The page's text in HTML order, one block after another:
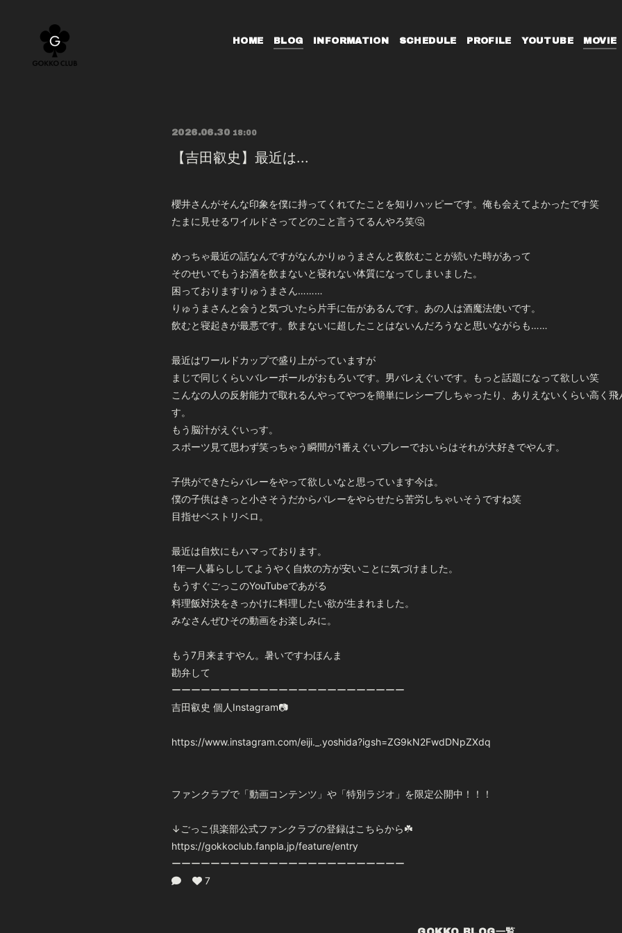
HOME BLOG INFORMATION SCHEDULE PROFILE YOUTUBE MOVIE
2026.06.30 18:00
【吉田叡史】最近は...
櫻井さんがそんな印象を僕に持ってくれてたことを知りハッピーです。俺も会えてよかったです笑
たまに見せるワイルドさってどのこと言うてるんやろ笑🤔
めっちゃ最近の話なんですがなんかりゅうまさんと夜飲むことが続いた時があって
そのせいでもうお酒を飲まないと寝れない体質になってしまいました。
困っておりますりゅうまさん………
りゅうまさんと会うと気づいたら片手に缶があるんです。あの人は酒魔法使いです。
飲むと寝起きが最悪です。飲まないに超したことはないんだろうなと思いながらも……
最近はワールドカップで盛り上がっていますが
まじで同じくらいバレーボールがおもろいです。男バレえぐいです。もっと話題になって欲しい笑
こんなの人の反射能力で取れるんやってやつを簡単にレシーブしちゃったり、ありえないくらい高く
す。
もう脳汁がえぐいっす。
スポーツ見て思わず笑っちゃう瞬間が1番えぐいプレーでおいらはそれが大好きでやんす。
子供ができたらバレーをやって欲しいなと思っています今は。
僕の子供はきっと小さそうだからバレーをやらせたら苦労しちゃいそうですね笑
目指せベストリベロ。
最近は自炊にもハマっております。
1年一人暮らししてようやく自炊の方が安いことに気づけました。
もうすぐごっこのYouTubeであがる
料理飯対決をきっかけに料理したい欲が生まれました。
みなさんぜひその動画をお楽しみに。
もう7月来ますやん。暑いですわほんま
勘弁して
ーーーーーーーーーーーーーーーーーーーーーーーー
吉田叡史 個人Instagram📷
https://www.instagram.com/eiji._.yoshida?igsh=ZG9kN2FwdDNpZXdq
ファンクラブで「動画コンテンツ」や「特別ラジオ」を限定公開中！！！
↓ごっこ倶楽部公式ファンクラブの登録はこちらから☘️
https://gokkoclub.fanpla.jp/feature/entry
ーーーーーーーーーーーーーーーーーーーーーーーー
7